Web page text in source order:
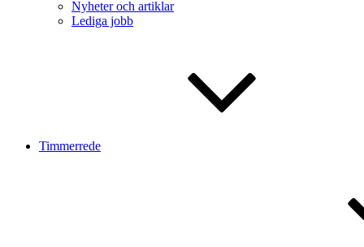
Nyheter och artiklar
Lediga jobb
Timmerrede